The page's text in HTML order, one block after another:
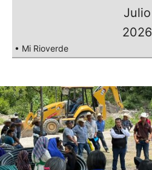
Julio
2026
• Mi Rioverde